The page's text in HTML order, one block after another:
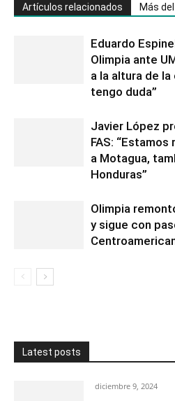
Artículos relacionados Más
Eduardo
Olimpia ante
a la altura de
tengo duda”
Javier López
FAS:
a Motagua,
Honduras”
Olimpia
y sigue con
Latest posts
diciembre 9, 2024